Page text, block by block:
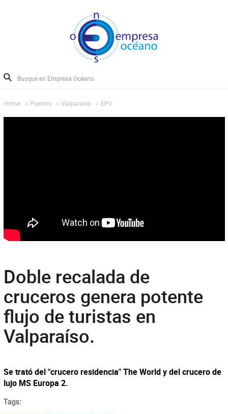
Home Puertos Valparaíso EPV
Doble recalada de
cruceros genera potente
flujo de turistas en
Valparaíso.
Se trató del "crucero residencia" The World y del crucero de
lujo MS Europa 2.
Tags: